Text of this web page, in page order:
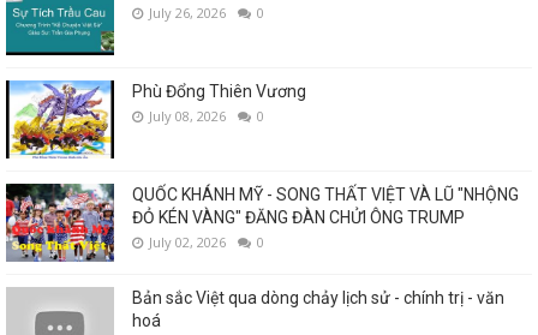
July 26, 2026 0
Phù Đổng Thiên Vương
July 08, 2026 0
QUỐC KHÁNH MỸ - SONG THẤT VIỆT VÀ LŨ "NHỘNG
ĐỎ KÉN VÀNG" ĐĂNG ĐÀN CHỬI ÔNG TRUMP
July 02, 2026 0
Bản sắc Việt qua dòng chảy lịch sử - chính trị - văn
hoá